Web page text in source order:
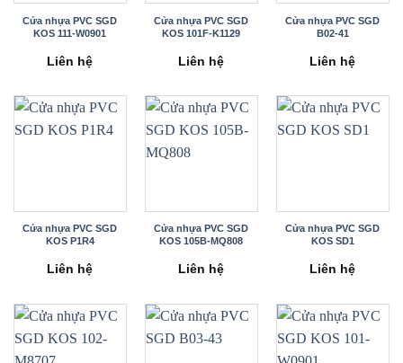
Cửa nhựa PVC SGD
KOS 111-W0901
Liên hệ
Cửa nhựa PVC SGD
KOS 101F-K1129
Liên hệ
Cửa nhựa PVC SGD
B02-41
Liên hệ
Cửa nhựa PVC SGD
KOS P1R4
Liên hệ
Cửa nhựa PVC SGD
KOS 105B-MQ808
Liên hệ
Cửa nhựa PVC SGD
KOS SD1
Liên hệ